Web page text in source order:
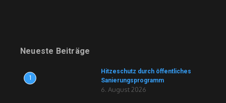
Neueste Beiträge
1
Hitzeschutz durch öffentliches
Sanierungsprogramm
6. August 2026